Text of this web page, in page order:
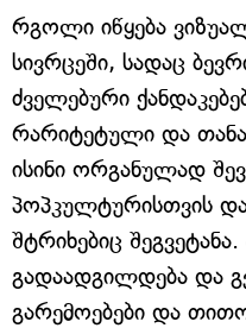
რგოლი იწყება
სივრცეში, სადაც
ძველებური
რარიტეტული და
ისინი ორგანულად
პოპკულტურისთვის
შტრიხებიც
გადაადგილდება და
გარემოებები და